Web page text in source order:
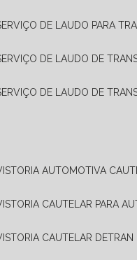
SERVIÇO DE LAUDO PARA
SERVIÇO DE LAUDO DE
SERVIÇO DE LAUDO DE
VISTORIA AUTOMOTIVA
VISTORIA CAUTELAR PARA
VISTORIA CAUTELAR DETRAN